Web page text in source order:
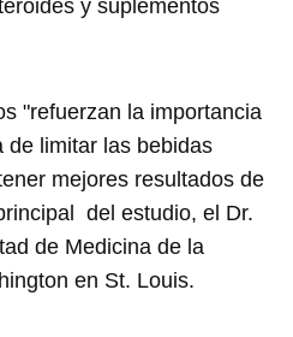
y suplementos
"refuerzan la importancia
de limitar las bebidas
mejores resultados de
del estudio, el Dr.
de Medicina de la
en St. Louis.